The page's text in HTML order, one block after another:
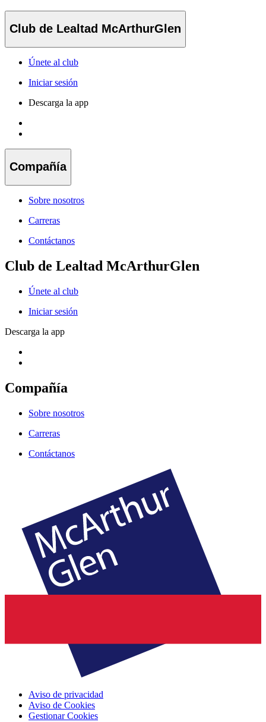
Club de Lealtad McArthurGlen
Únete al club
Iniciar sesión
Descarga la app
Compañía
Sobre nosotros
Carreras
Contáctanos
Club de Lealtad McArthurGlen
Únete al club
Iniciar sesión
Descarga la app
Compañía
Sobre nosotros
Carreras
Contáctanos
Aviso de privacidad
Aviso de Cookies
Gestionar Cookies